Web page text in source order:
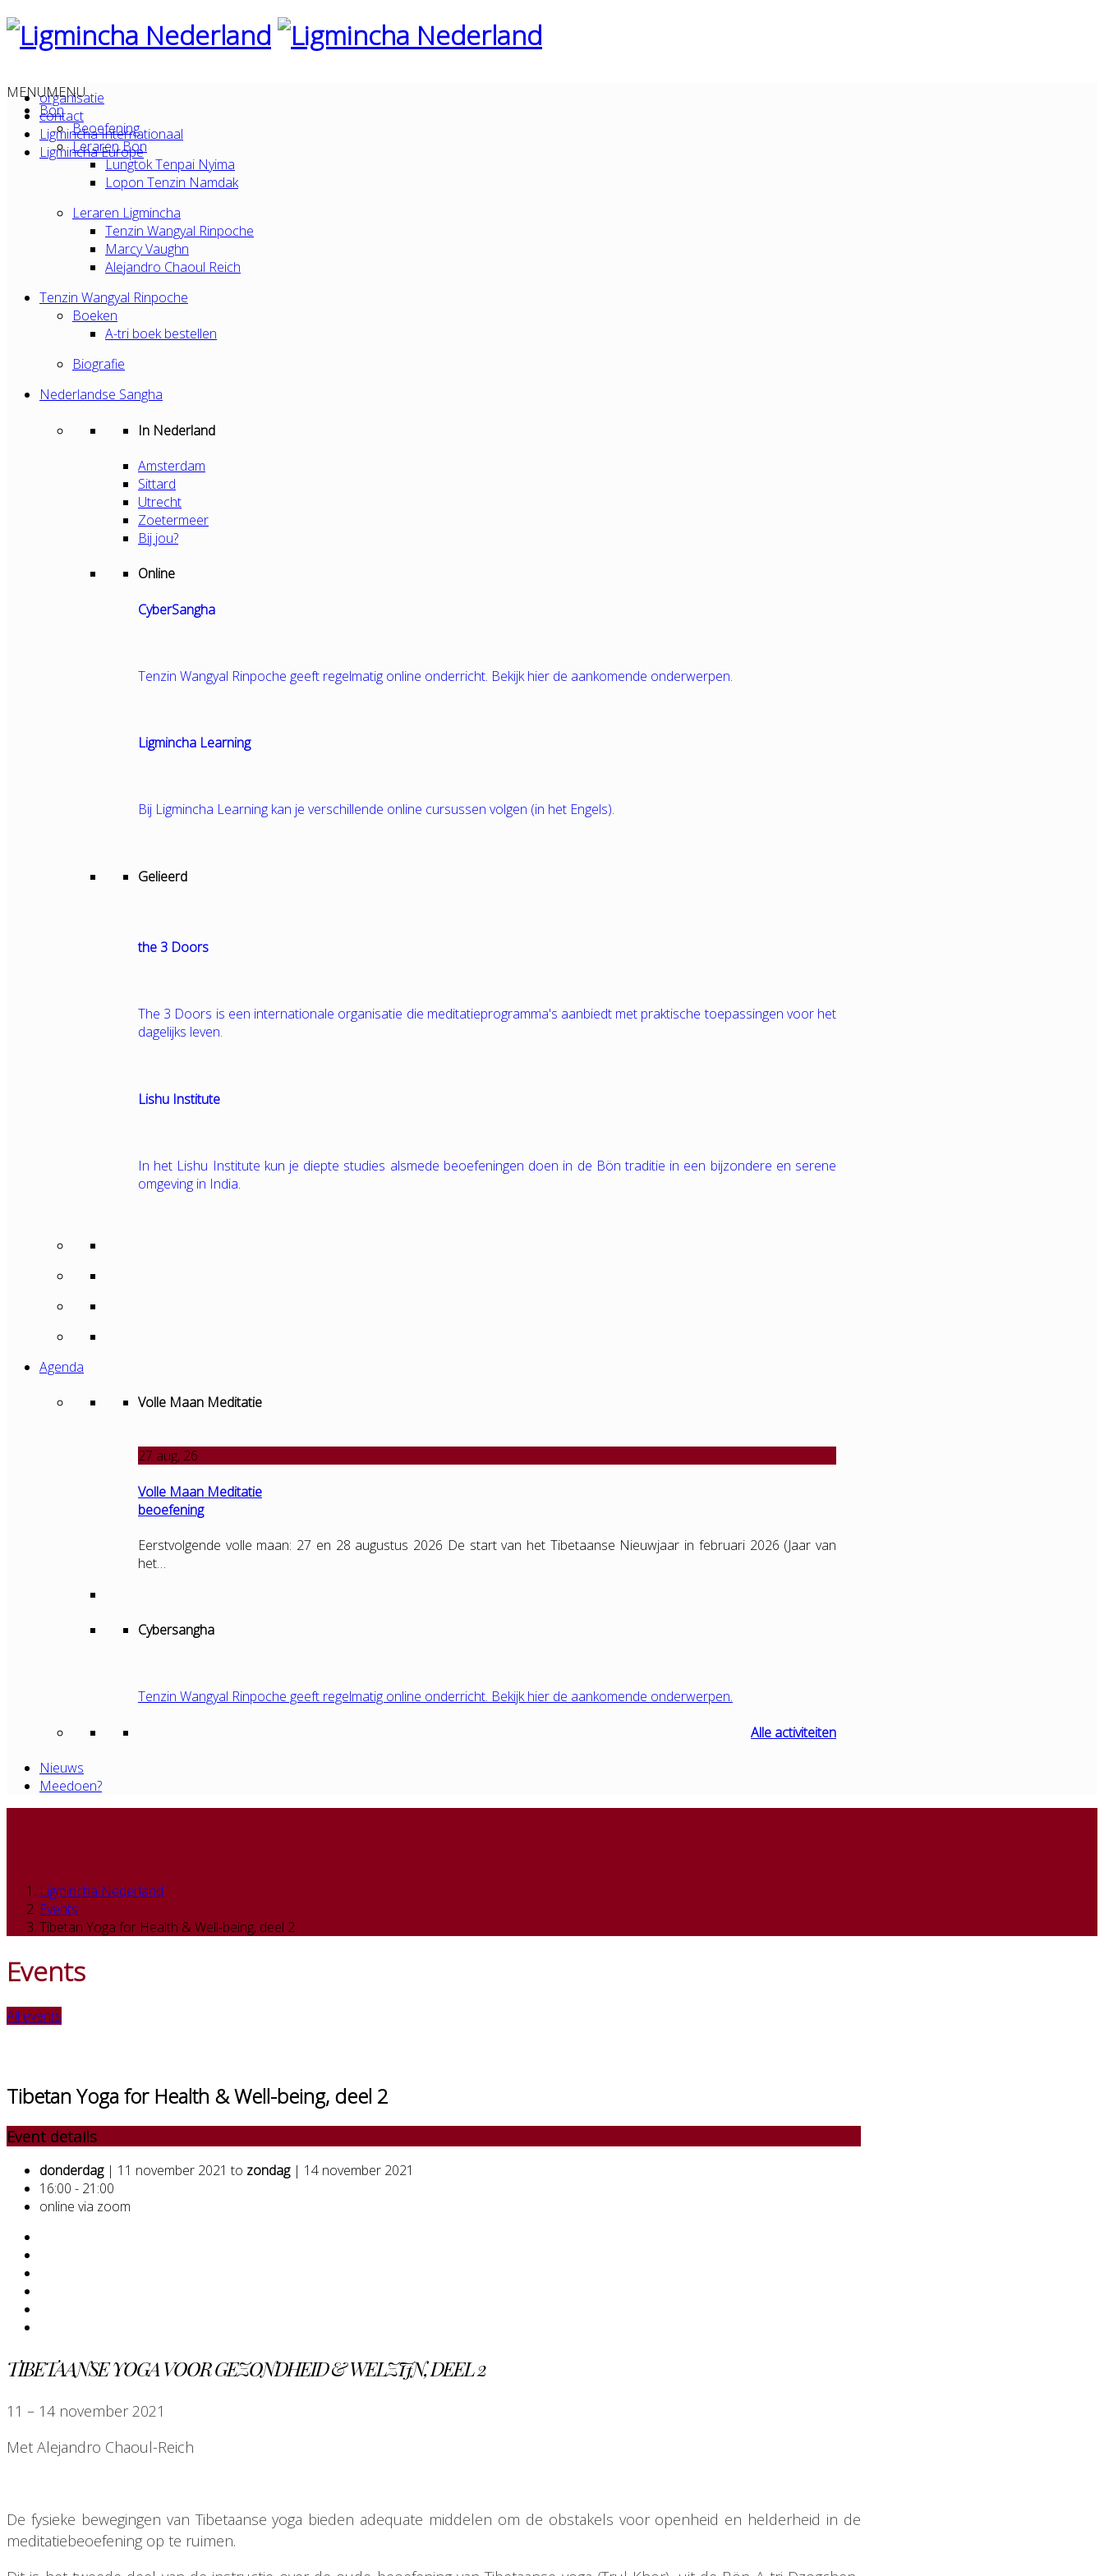
organisatie
contact
Ligmincha Internationaal
Ligmincha Europe
MENUMENU
Bön
Beoefening
Leraren Bön
Lungtok Tenpai Nyima
Lopon Tenzin Namdak
Leraren Ligmincha
Tenzin Wangyal Rinpoche
Marcy Vaughn
Alejandro Chaoul Reich
Tenzin Wangyal Rinpoche
Boeken
A-tri boek bestellen
Biografie
Nederlandse Sangha
In Nederland
Amsterdam
Sittard
Utrecht
Zoetermeer
Bij jou?
Online
CyberSangha
Tenzin Wangyal Rinpoche geeft regelmatig online onderricht. Bekijk hier de aankomende onderwerpen.
Ligmincha Learning
Bij Ligmincha Learning kan je verschillende online cursussen volgen (in het Engels).
Gelieerd
the 3 Doors
The 3 Doors is een internationale organisatie die meditatieprogramma's aanbiedt met praktische toepassingen voor het
dagelijks leven.
Lishu Institute
In het Lishu Institute kun je diepte studies alsmede beoefeningen doen in de Bön traditie in een bijzondere en serene
omgeving in India.
Agenda
Volle Maan Meditatie
27 aug, 26
Volle Maan Meditatie
beoefening
Eerstvolgende volle maan: 27 en 28 augustus 2026 De start van het Tibetaanse Nieuwjaar in februari 2026 (Jaar van
het…
Cybersangha
Tenzin Wangyal Rinpoche geeft regelmatig online onderricht. Bekijk hier de aankomende onderwerpen.
Alle activiteiten
Nieuws
Meedoen?
Ligmincha Nederland
Events
Tibetan Yoga for Health & Well-being, deel 2
Events
All events
Tibetan Yoga for Health & Well-being, deel 2
Event details
donderdag| 11 november 2021 to zondag| 14 november 2021
16:00 - 21:00
online via zoom
TIBETAANSE YOGA VOOR GEZONDHEID & WELZIJN, DEEL 2
11 – 14 november 2021
Met Alejandro Chaoul-Reich
De fysieke bewegingen van Tibetaanse yoga bieden adequate middelen om de obstakels voor openheid en helderheid in de
meditatiebeoefening op te ruimen.